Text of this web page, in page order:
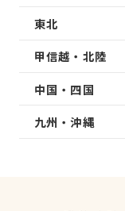
東北
甲信越・北陸
中国・四国
九州・沖縄